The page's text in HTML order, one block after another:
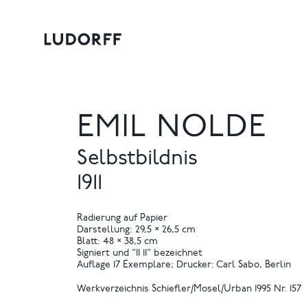
EMIL NOLDE
Selbstbildnis
1911
Radierung auf Papier
Darstellung: 29,5 × 26,5 cm
Blatt: 48 × 38,5 cm
Signiert und "II 11" bezeichnet
Auflage 17 Exemplare; Drucker: Carl Sabo, Berlin
Werkverzeichnis Schiefler/Mosel/Urban 1995 Nr. 157 II